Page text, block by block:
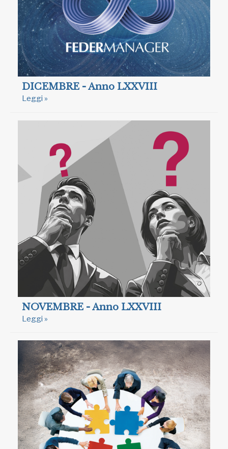
DICEMBRE - Anno LXXVIII
Leggi »
NOVEMBRE - Anno LXXVIII
Leggi »